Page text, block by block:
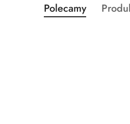
Pomiń karuzelę produktów
Produkty
o
Polecamy